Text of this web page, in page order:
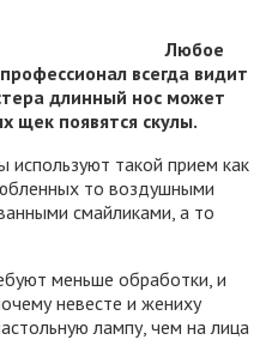
Любое
всегда видит
длинный нос может
щек появятся скулы.
такой прием как
то воздушными
смайликами, а то
меньше обработки, и
невесте и жениху
лампу, чем на лица